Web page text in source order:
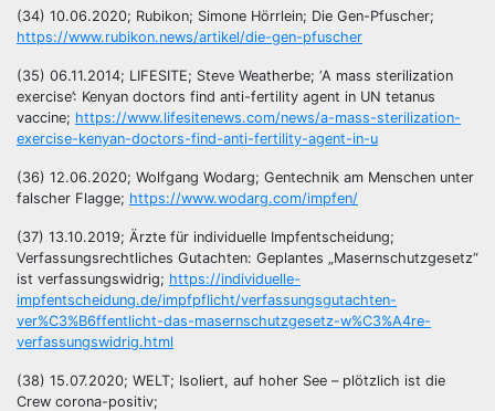
(34) 10.06.2020; Rubikon; Simone Hörrlein; Die Gen-Pfuscher;
https://www.rubikon.news/artikel/die-gen-pfuscher
(35) 06.11.2014; LIFESITE; Steve Weatherbe; ‘A mass sterilization
exercise’: Kenyan doctors find anti-fertility agent in UN tetanus
vaccine; https://www.lifesitenews.com/news/a-mass-sterilization-
exercise-kenyan-doctors-find-anti-fertility-agent-in-u
(36) 12.06.2020; Wolfgang Wodarg; Gentechnik am Menschen unter
falscher Flagge; https://www.wodarg.com/impfen/
(37) 13.10.2019; Ärzte für individuelle Impfentscheidung;
Verfassungsrechtliches Gutachten: Geplantes „Masernschutzgesetz“
ist verfassungswidrig; https://individuelle-
impfentscheidung.de/impfpflicht/verfassungsgutachten-
ver%C3%B6ffentlicht-das-masernschutzgesetz-w%C3%A4re-
verfassungswidrig.html
(38) 15.07.2020; WELT; Isoliert, auf hoher See – plötzlich ist die
Crew corona-positiv;